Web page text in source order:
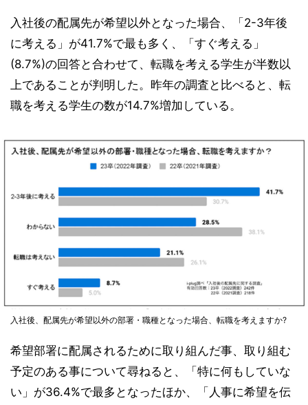
入社後の配属先が希望以外となった場合、「2-3年後
に考える」が41.7%で最も多く、「すぐ考える」
(8.7%)の回答と合わせて、転職を考える学生が半数以
上であることが判明した。昨年の調査と比べると、転
職を考える学生の数が14.7%増加している。
入社後、配属先が希望以外の部署・職種となった場合、転職を考えますか?
希望部署に配属されるために取り組んだ事、取り組む
予定のある事について尋ねると、「特に何もしていな
い」が36.4%で最多となったほか、「人事に希望を伝